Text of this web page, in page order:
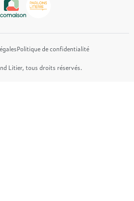
Politique de confidentialité
Litier, tous droits réservés.